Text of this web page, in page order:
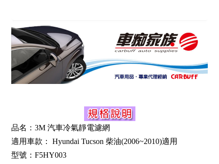
品名：3M 汽車冷氣靜電濾網
適用車款： Hyundai Tucson 柴油(2006~2010)適用
型號：F5HY003